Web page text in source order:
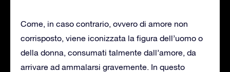
Come, in caso contrario, ovvero di amore non
corrisposto, viene iconizzata la figura dell’uomo o
della donna, consumati talmente dall’amore, da
arrivare ad ammalarsi gravemente. In questo